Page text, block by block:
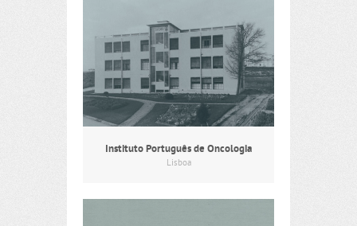
Instituto Português de Oncologia
Lisboa